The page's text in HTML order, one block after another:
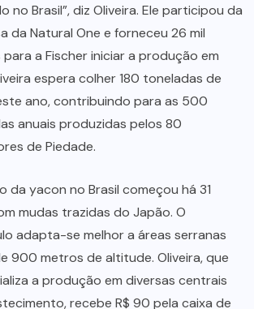
no Brasil”, diz Oliveira. Ele participou da
da Natural One e forneceu 26 mil
para a Fischer iniciar a produção em
espera colher 180 toneladas de
ano, contribuindo para as 500
anuais produzidas pelos 80
de Piedade.
da yacon no Brasil começou há 31
mudas trazidas do Japão. O
adapta-se melhor a áreas serranas
900 metros de altitude. Oliveira, que
a produção em diversas centrais
recebe R$ 90 pela caixa de